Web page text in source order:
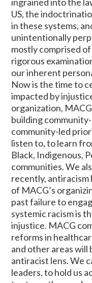
US, the
in these systems,
unintentionally
mostly comprised
rigorous
our inherent
Now is the time to
impacted by
organization,
building
community-led
listen to, to learn
Black, Indigenous,
communities. We
recently, antiracism
of MACG’s
past failure to
systemic racism is
injustice. MACG
reforms in
and other areas will
antiracist lens. We
leaders, to hold us